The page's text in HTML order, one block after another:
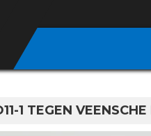
1 TEGEN VEENSCHE